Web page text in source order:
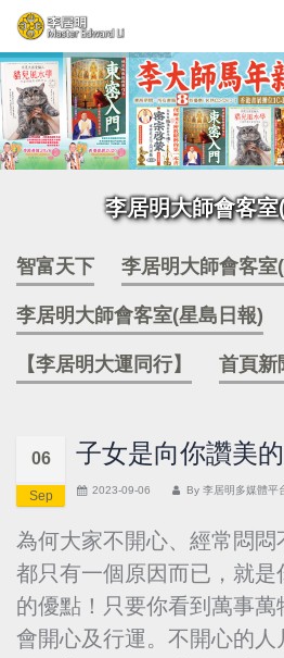
李居明大師會客
智富天下 李居明大師會客室
李居明大師會客室(星島日報)
【李居明大運同行】 首頁新
06
Sep
子女是向你讚美
2023-09-06 By 李居明多媒體平
為何大家不開心、經常悶悶
都只有一個原因而已，就是
的優點！只要你看到萬事萬
會開心及行運。不開心的人